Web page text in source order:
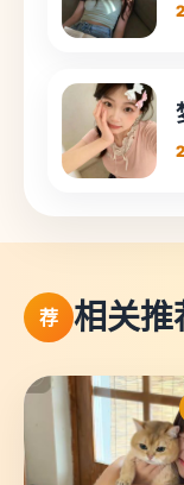
荐 相关推